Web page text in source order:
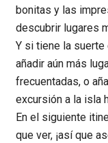
bonitas y las
descubrir lugares
Y si tiene la suerte
añadir aún más
frecuentadas, o
excursión a la isla
En el siguiente
que ver, ¡así que